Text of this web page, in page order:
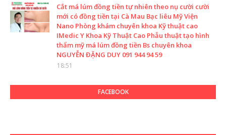
Cắt má lúm đồng tiền tự nhiên theo nụ cười cười
mới có đồng tiền tại Cà Mau Bạc liêu Mỹ Viện
Nano Phòng khám chuyên khoa Kỹ thuật cao
IMedic Y Khoa Kỹ Thuật Cao Phẫu thuật tạo hình
thẩm mỹ má lúm đồng tiền Bs chuyên khoa
NGUYỄN ĐẶNG DUY 091 944 94 59
18:51
FACEBOOK